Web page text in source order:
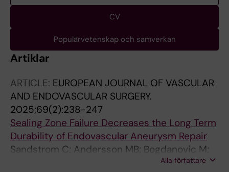
CV
Populärvetenskap och samverkan
Artiklar
ARTICLE: EUROPEAN JOURNAL OF VASCULAR
AND ENDOVASCULAR SURGERY.
2025;69(2):238-247
Sealing Zone Failure Decreases the Long Term
Durability of Endovascular Aneurysm Repair
Sandstrom C; Andersson MB; Bogdanovic M;
Fattahi N; Lundqvist R; Andersson M; Roy J;
Alla författare